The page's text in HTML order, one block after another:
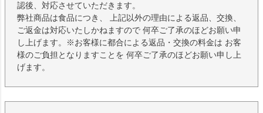
認後、対応させていただきます。
弊社商品は食品につき、 上記以外の理由による返品、交換、
ご返金は対応いたしかねますので 何卒ご了承のほどお願い申
し上げます。※お客様に都合による返品・交換の料金は お客
様のご負担となりますことを 何卒ご了承のほどお願い申し上
げます。